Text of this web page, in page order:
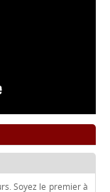
Soyez le premier à